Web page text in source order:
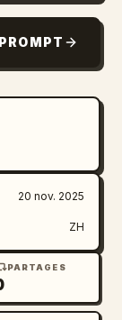
20 nov. 2025
ZH
PARTAGES